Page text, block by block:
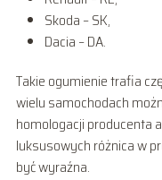
Skoda – SK,
Dacia – DA.
Takie ogumienie trafia
wielu samochodach
homologacji producenta
luksusowych różnica w
być wyraźna.